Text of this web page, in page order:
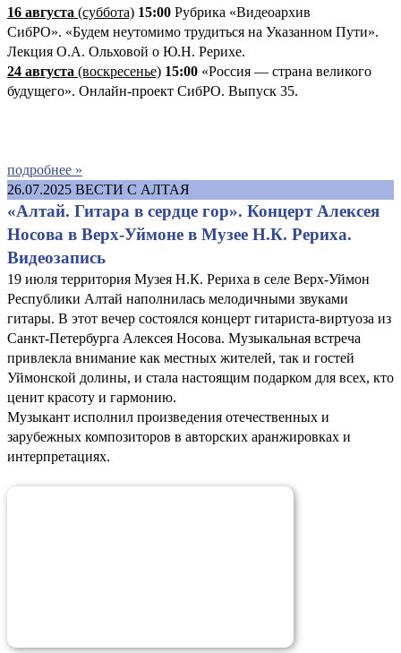
16 августа (суббота) 15:00 Рубрика «Видеоархив
СибРО». «Будем неутомимо трудиться на Указанном Пути».
Лекция О.А. Ольховой о Ю.Н. Рерихе.
24 августа (воскресенье) 15:00 «Россия — страна великого
будущего». Онлайн-проект СибРО. Выпуск 35.
подробнее »
26.07.2025 ВЕСТИ С АЛТАЯ
«Алтай. Гитара в сердце гор». Концерт Алексея
Носова в Верх-Уймоне в Музее Н.К. Рериха.
Видеозапись
19 июля территория Музея Н.К. Рериха в селе Верх-Уймон
Республики Алтай наполнилась мелодичными звуками
гитары. В этот вечер состоялся концерт гитариста-виртуоза из
Санкт-Петербурга Алексея Носова. Музыкальная встреча
привлекла внимание как местных жителей, так и гостей
Уймонской долины, и стала настоящим подарком для всех, кто
ценит красоту и гармонию.
Музыкант исполнил произведения отечественных и
зарубежных композиторов в авторских аранжировках и
интерпретациях.